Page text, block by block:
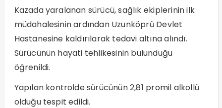
Kazada yaralanan sürücü, sağlık ekiplerinin ilk
müdahalesinin ardından Uzunköprü Devlet
Hastanesine kaldırılarak tedavi altına alındı.
Sürücünün hayati tehlikesinin bulunduğu
öğrenildi.
Yapılan kontrolde sürücünün 2,81 promil alkollü
olduğu tespit edildi.